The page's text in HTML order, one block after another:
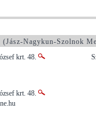
(Jász-Nagykun-Szolnok
krt. 48.
krt. 48.